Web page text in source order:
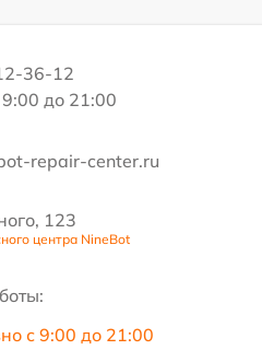
36-12
до 21:00
repair-center.ru
123
центра NineBot
с 9:00 до 21:00